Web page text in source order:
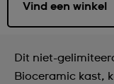
Vind een winkel
Dit niet-
Bioceramic kast,